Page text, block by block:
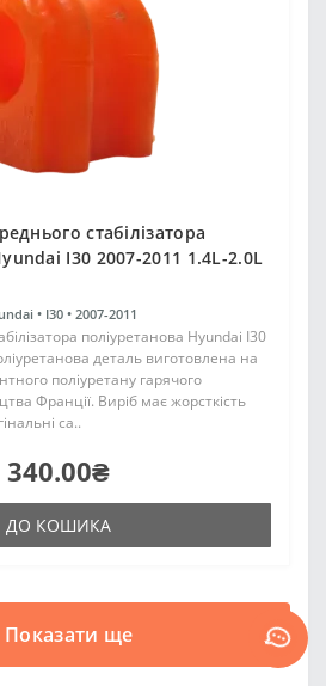
стабілізатора
I30 2007-2011 1.4L-2.0L
• I30 • 2007-2011
поліуретанова Hyundai I30
деталь виготовлена на
поліуретану гарячого
Франції. Виріб має жорсткість
са..
340.00₴
ДО КОШИКА
Показати ще